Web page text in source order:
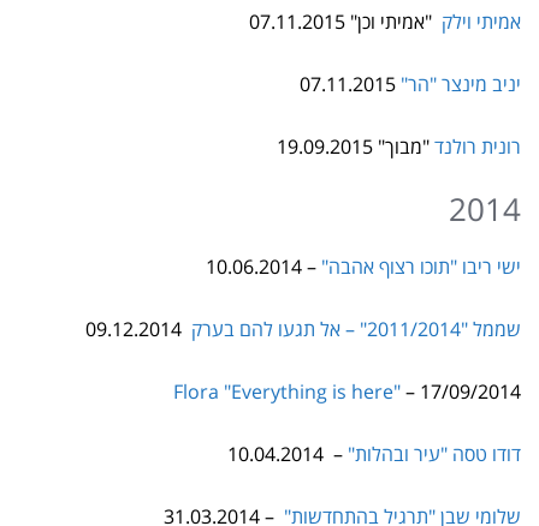
יניב מינצר "הר"07
.11.2015
רונית רולנד "מבוך" 19.09.2015
2014
ישי ריבו "תוכו רצוף אהבה"
שממל "2011/2014" – אל תגעו להם בערק
Flora "Everything is here" – 17/09/2014
דודו טסה "עיר ובהלות"– 10.04.2014
שלומי שבן "תרגיל בהתחדשות"– 31.03.2014